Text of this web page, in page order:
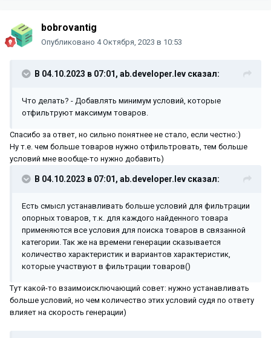
bobrovantig
Опубликовано 4 Октября, 2023 в 10:53
В 04.10.2023 в 07:01, ab.developer.lev сказал:
Что делать? - Добавлять минимум условий, которые
отфильтруют максимум товаров.
Спасибо за ответ, но сильно понятнее не стало, если честно:)
Ну т.е. чем больше товаров нужно отфильтровать, тем больше
условий мне вообще-то нужно добавить)
В 04.10.2023 в 07:01, ab.developer.lev сказал:
Есть смысл устанавливать больше условий для фильтрации
опорных товаров, т.к. для каждого найденного товара
применяются все условия для поиска товаров в связанной
категории. Так же на времени генерации сказывается
количество характеристик и вариантов характеристик,
которые участвуют в фильтрации товаров()
Тут какой-то взаимоисключающий совет: нужно устанавливать
больше условий, но чем количество этих условий судя по ответу
влияет на скорость генерации)